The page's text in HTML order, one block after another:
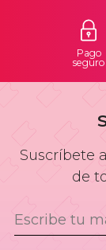
Pago
seguro
Suscríbete
de